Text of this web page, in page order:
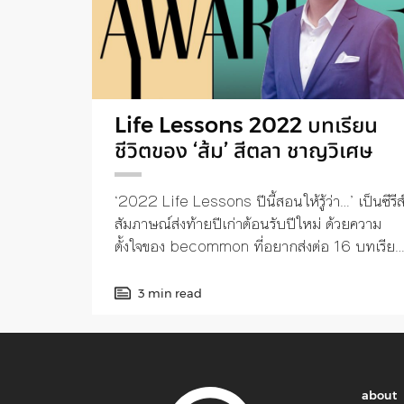
Life Lessons 2022 บทเรียน
ชีวิตของ ‘ส้ม’ สีตลา ชาญวิเศษ
‘2022 Life Lessons ปีนี้สอนให้รู้ว่า…’ เป็นซีรีส์
สัมภาษณ์ส่งท้ายปีเก่าต้อนรับปีใหม่ ด้วยความ
ตั้งใจของ becommon ที่อยากส่งต่อ 16 บทเรียน
วัยและวงการ
3 min read
about